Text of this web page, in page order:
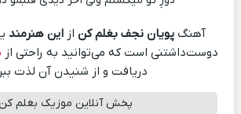
آهنگ پویان نجف بغلم کن از این هنرمند
دوست‌داشتنی است که می‌توانید به راحتی از
دریافت و از شنیدن آن لذت
پخش آنلاین موزیک بغلم کن